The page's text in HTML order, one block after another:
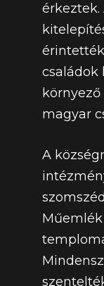
érkeztek.
családok
magyar
A